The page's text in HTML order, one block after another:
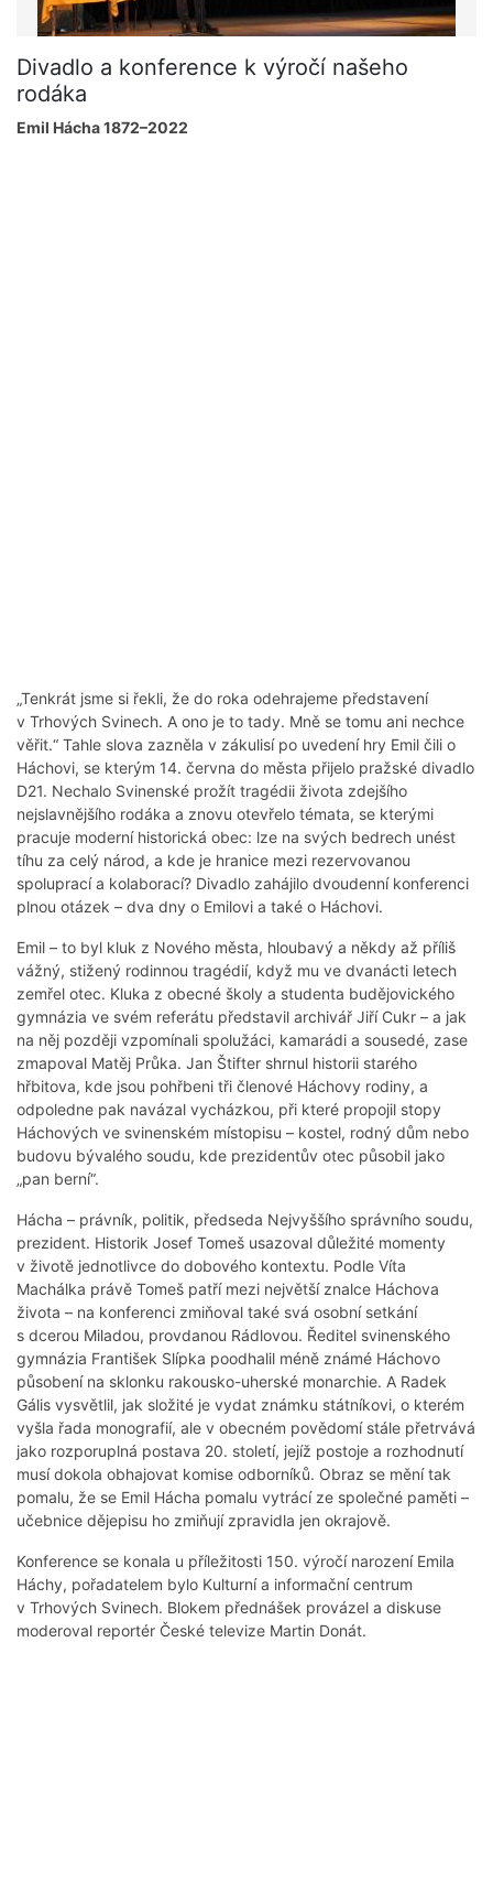
Divadlo a konference k výročí našeho
rodáka
Emil Hácha 1872–2022
„Tenkrát jsme si řekli, že do roka odehrajeme představení
v Trhových Svinech. A ono je to tady. Mně se tomu ani nechce
věřit.“ Tahle slova zazněla v zákulisí po uvedení hry Emil čili o
Háchovi, se kterým 14. června do města přijelo pražské divadlo
D21. Nechalo Svinenské prožít tragédii života zdejšího
nejslavnějšího rodáka a znovu otevřelo témata, se kterými
pracuje moderní historická obec: lze na svých bedrech unést
tíhu za celý národ, a kde je hranice mezi rezervovanou
spoluprací a kolaborací? Divadlo zahájilo dvoudenní konferenci
plnou otázek – dva dny o Emilovi a také o Háchovi.
Emil – to byl kluk z Nového města, hloubavý a někdy až příliš
vážný, stižený rodinnou tragédií, když mu ve dvanácti letech
zemřel otec. Kluka z obecné školy a studenta budějovického
gymnázia ve svém referátu představil archivář Jiří Cukr – a jak
na něj později vzpomínali spolužáci, kamarádi a sousedé, zase
zmapoval Matěj Průka. Jan Štifter shrnul historii starého
hřbitova, kde jsou pohřbeni tři členové Háchovy rodiny, a
odpoledne pak navázal vycházkou, při které propojil stopy
Háchových ve svinenském místopisu – kostel, rodný dům nebo
budovu bývalého soudu, kde prezidentův otec působil jako
„pan berní“.
Hácha – právník, politik, předseda Nejvyššího správního soudu,
prezident. Historik Josef Tomeš usazoval důležité momenty
v životě jednotlivce do dobového kontextu. Podle Víta
Machálka právě Tomeš patří mezi největší znalce Háchova
života – na konferenci zmiňoval také svá osobní setkání
s dcerou Miladou, provdanou Rádlovou. Ředitel svinenského
gymnázia František Slípka poodhalil méně známé Háchovo
působení na sklonku rakousko-uherské monarchie. A Radek
Gális vysvětlil, jak složité je vydat známku státníkovi, o kterém
vyšla řada monografií, ale v obecném povědomí stále přetrvává
jako rozporuplná postava 20. století, jejíž postoje a rozhodnutí
musí dokola obhajovat komise odborníků. Obraz se mění tak
pomalu, že se Emil Hácha pomalu vytrácí ze společné paměti –
učebnice dějepisu ho zmiňují zpravidla jen okrajově.
Konference se konala u příležitosti 150. výročí narození Emila
Háchy, pořadatelem bylo Kulturní a informační centrum
v Trhových Svinech. Blokem přednášek provázel a diskuse
moderoval reportér České televize Martin Donát.